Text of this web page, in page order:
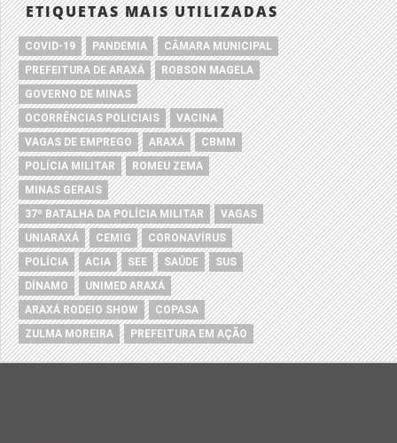
ETIQUETAS MAIS UTILIZADAS
COVID-19 PANDEMIA
CÂMARA MUNICIPAL
PREFEITURA DE ARAXÁ
ROBSON MAGELA
GOVERNO DE MINAS
OCORRÊNCIAS POLICIAIS
VACINA
VAGAS DE EMPREGO
ARAXÁ
CBMM
POLÍCIA MILITAR
ROMEU ZEMA
MINAS GERAIS
37º BATALHA DA POLÍCIA MILITAR
VAGAS
UNIARAXÁ
CEMIG
CORONAVÍRUS
POLÍCIA
ACIA SEE SAÚDE
SUS
DÍNAMO
UNIMED ARAXÁ
ARAXÁ RODEIO SHOW
COPASA
ZULMA MOREIRA
PREFEITURA EM AÇÃO